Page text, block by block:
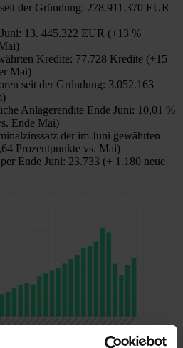
der Gründung: 278.911.370 EUR
13. 445.322 EUR (+13 %
Kredite: 77.728 Kredite (+15
Mai)
seit der Gründung: 3.052.163
Anlagerendite Ende Juni: 10,01 %
Ende Mai)
der im Juni gewährten
Prozentpunkte vs. Mai)
Ende Juni: 23.733 (+ 1.180 neue
für die Plattform. Die